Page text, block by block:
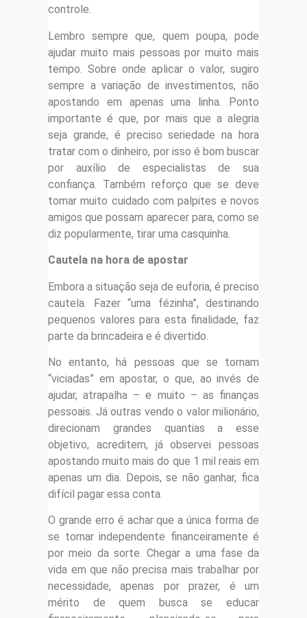
controle.
Lembro sempre que, quem poupa, pode
ajudar muito mais pessoas por muito mais
tempo. Sobre onde aplicar o valor, sugiro
sempre a variação de investimentos, não
apostando em apenas uma linha. Ponto
importante é que, por mais que a alegria
seja grande, é preciso seriedade na hora
tratar com o dinheiro, por isso é bom buscar
por auxílio de especialistas de sua
confiança. Também reforço que se deve
tomar muito cuidado com palpites e novos
amigos que possam aparecer para, como se
diz popularmente, tirar uma casquinha.
Cautela na hora de apostar
Embora a situação seja de euforia, é preciso
cautela. Fazer “uma fézinha”, destinando
pequenos valores para esta finalidade, faz
parte da brincadeira e é divertido.
No entanto, há pessoas que se tornam
“viciadas” em apostar, o que, ao invés de
ajudar, atrapalha – e muito – as finanças
pessoais. Já outras vendo o valor milionário,
direcionam grandes quantias a esse
objetivo, acreditem, já observei pessoas
apostando muito mais do que 1 mil reais em
apenas um dia. Depois, se não ganhar, fica
difícil pagar essa conta.
O grande erro é achar que a única forma de
se tornar independente financeiramente é
por meio da sorte. Chegar a uma fase da
vida em que não precisa mais trabalhar por
necessidade, apenas por prazer, é um
mérito de quem busca se educar